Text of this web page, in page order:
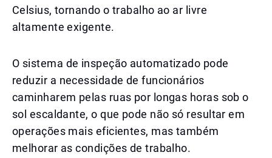
Celsius, tornando o trabalho ao ar livre
altamente exigente.
O sistema de inspeção automatizado pode
reduzir a necessidade de funcionários
caminharem pelas ruas por longas horas sob o
sol escaldante, o que pode não só resultar em
operações mais eficientes, mas também
melhorar as condições de trabalho.